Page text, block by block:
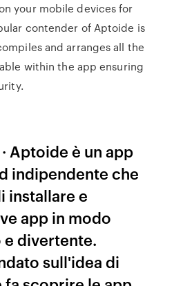
your mobile devices for
contender of Aptoide is
and arranges all the
within the app ensuring
Aptoide è un app
indipendente che
installare e
app in modo
divertente.
sull'idea di